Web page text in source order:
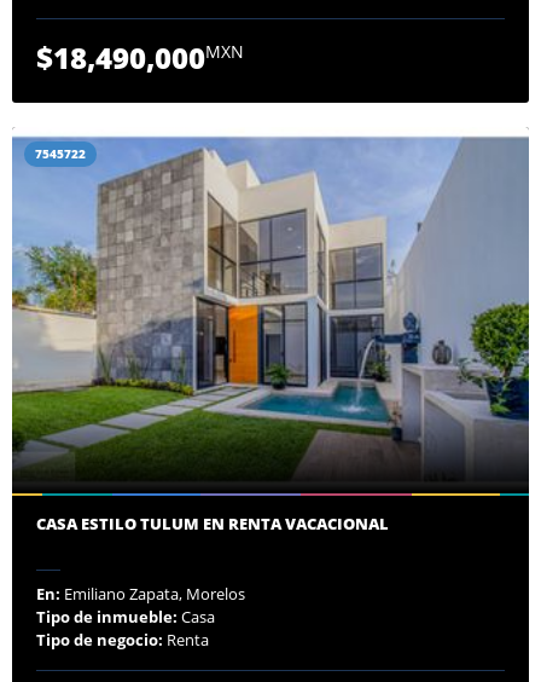
$18,490,000MXN
7545722
CASA ESTILO TULUM EN RENTA VACACIONAL
En: Emiliano Zapata, Morelos
Tipo de inmueble: Casa
Tipo de negocio: Renta